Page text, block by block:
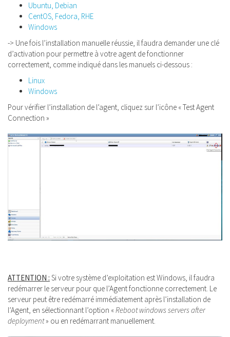
Ubuntu, Debian
CentOS, Fedora, RHE
Windows
-> Une fois l’installation manuelle réussie, il faudra demander une clé
d’activation pour permettre à votre agent de fonctionner
correctement, comme indiqué dans les manuels ci-dessous :
Linux
Windows
Pour vérifier l’installation de l’agent, cliquez sur l’icône « Test Agent
Connection »
ATTENTION : Si votre système d’exploitation est Windows, il faudra
redémarrer le serveur pour que l’Agent fonctionne correctement. Le
serveur peut être redémarré immédiatement après l’installation de
l’Agent, en sélectionnant l’option «Reboot windows servers after
deployment» ou en redémarrant manuellement.